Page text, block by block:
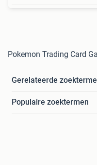
Pokemon Trading Card
Gerelateerde
Populaire zoektermen